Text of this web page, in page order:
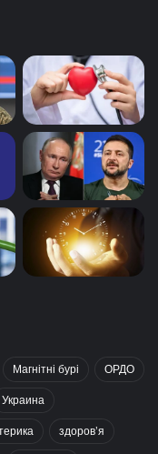
Магнітні бурі ОРДО
Украина
здоров’я